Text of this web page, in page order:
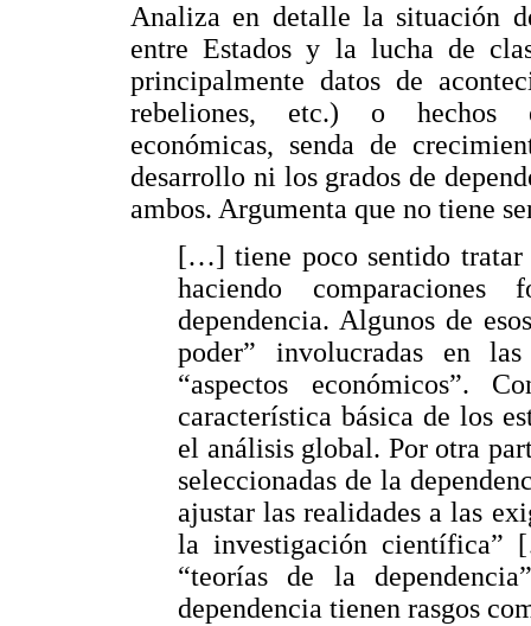
Analiza en detalle la situación
entre Estados y la lucha de
principalmente datos de
rebeliones, etc.) o hechos
económicas, senda de
desarrollo ni los grados de
ambos. Argumenta que no tiene
[…] tiene poco sentido tratar
haciendo
dependencia. Algunos de
poder” involucradas en
“aspectos económicos”.
característica básica de los
el análisis global. Por otra
seleccionadas de la
ajustar las realidades a las
la investigación científica”
“teorías de la
dependencia tienen rasgos